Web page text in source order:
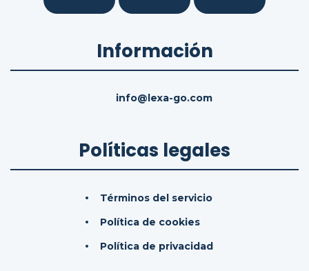
Información
info@lexa-go.com
Políticas legales
Términos del servicio
Política de cookies
Política de privacidad